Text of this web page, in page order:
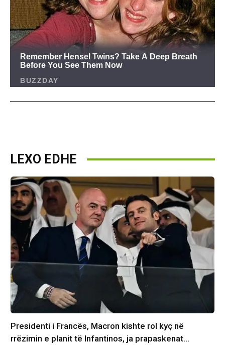
LEXO EDHE
Presidenti i Francës, Macron kishte rol kyç në
rrëzimin e planit të Infantinos, ja prapaskenat…